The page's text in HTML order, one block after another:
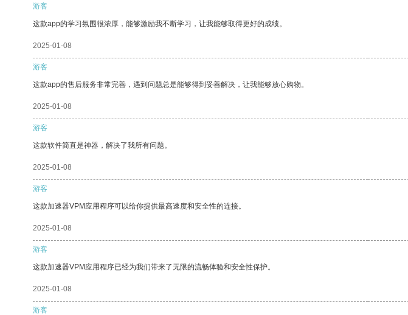
游客
这款app的学习氛围很浓厚，能够激励我不断学习，让我能够取得更好的成绩。
2025-01-08
游客
这款app的售后服务非常完善，遇到问题总是能够得到妥善解决，让我能够放心购物。
2025-01-08
游客
这款软件简直是神器，解决了我所有问题。
2025-01-08
游客
这款加速器VPM应用程序可以给你提供最高速度和安全性的连接。
2025-01-08
游客
这款加速器VPM应用程序已经为我们带来了无限的流畅体验和安全性保护。
2025-01-08
游客